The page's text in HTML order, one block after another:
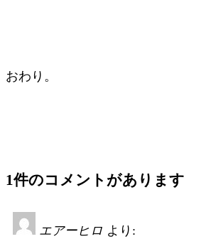
おわり。
1件のコメントがあります
エアーヒロ より: